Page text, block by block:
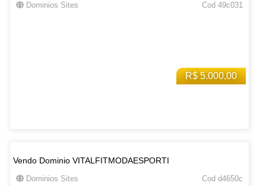
R$ 5.000,00
Dominios Sites Cod 49c031
Vendo Dominio VITALFITMODAESPORTI
Dominios Sites Cod d4650c